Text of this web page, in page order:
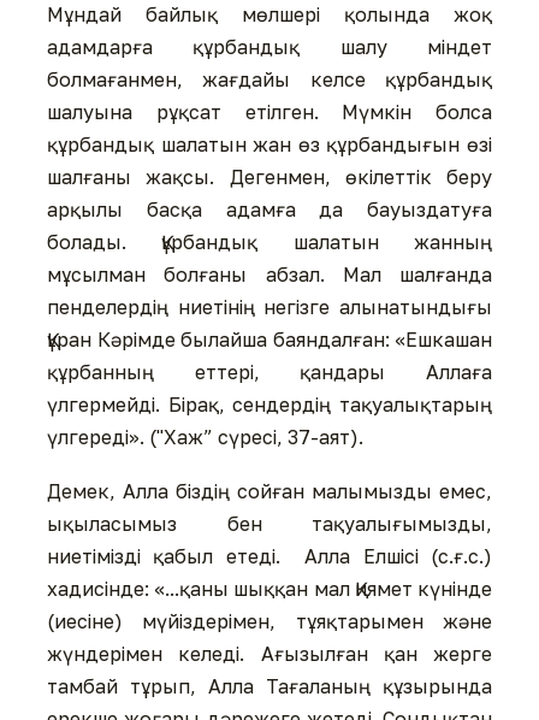
Мұндай байлық мөлшері қолында жоқ
адамдарға құрбандық шалу міндет
болмағанмен, жағдайы келсе құрбандық
шалуына рұқсат етілген. Мүмкін болса
құрбандық шалатын жан өз құрбандығын өзі
шалғаны жақсы. Дегенмен, өкілеттік беру
арқылы басқа адамға да бауыздатуға
болады. Құрбандық шалатын жанның
мұсылман болғаны абзал. Мал шалғанда
пенделердің ниетінің негізге алынатындығы
Құран Кәрімде былайша баяндалған: «Ешкашан
құрбанның еттері, қандары Аллаға
үлгермейді. Бірақ, сендердің тақуалықтарың
үлгереді». ("Хаж” сүресі, 37-аят).
Демек, Алла біздің сойған малымызды емес,
ықыласымыз бен тақуалығымызды,
ниетімізді қабыл етеді. Алла Елшісі (с.ғ.с.)
хадисінде: «...қаны шыққан мал Қиямет күнінде
(иесіне) мүйіздерімен, тұяқтарымен және
жүндерімен келеді. Ағызылған қан жерге
тамбай тұрып, Алла Тағаланың құзырында